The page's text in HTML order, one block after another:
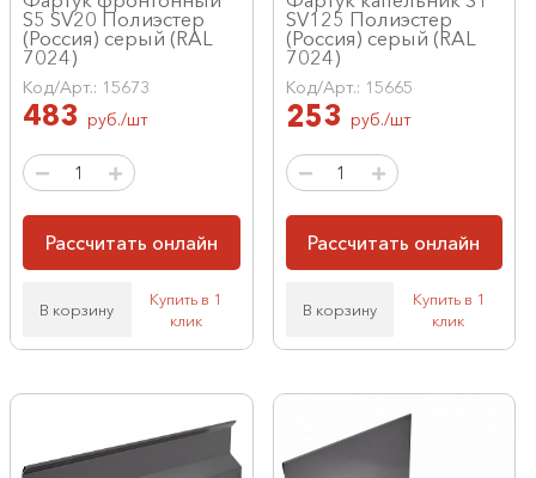
S5 SV20 Полиэстер
(Россия) серый (RAL
7024)
Код/Арт.: 15673
483 руб./шт
Рассчитать онлайн
В корзину
Купить в 1
клик
SV125 Полиэстер
(Россия) серый (RAL
7024)
Код/Арт.: 15665
253 руб./шт
Рассчитать онлайн
В корзину
Купить в 1
клик